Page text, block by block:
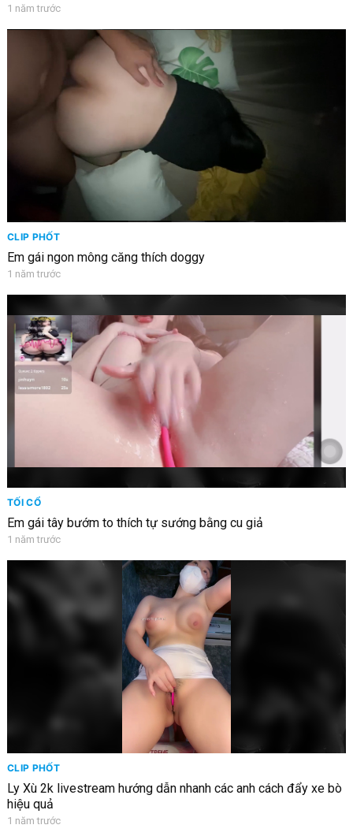
1 năm trước
CLIP PHỐT
Em gái ngon mông căng thích doggy
1 năm trước
TỐI CỔ
Em gái tây bướm to thích tự sướng bằng cu giả
1 năm trước
CLIP PHỐT
Ly Xù 2k livestream hướng dẫn nhanh các anh cách đẩy xe bò
hiệu quả
1 năm trước